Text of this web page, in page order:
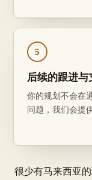
5
后续的跟进与
你的规划不会在
问题，我们会提
很少有马来西亚